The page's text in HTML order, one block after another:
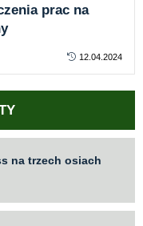
prac na
12.04.2024
na trzech osiach